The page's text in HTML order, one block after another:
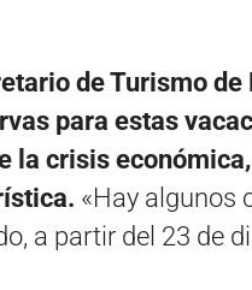
de Turismo
para estas
la crisis
«Hay algunos
a partir del 23 de